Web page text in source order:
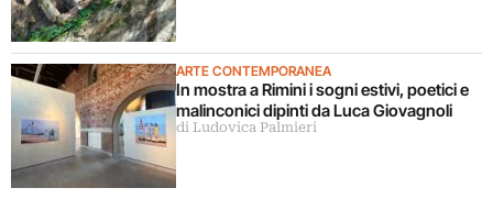
ARTE CONTEMPORANEA
In mostra a Rimini i sogni estivi, poetici e
malinconici dipinti da Luca Giovagnoli
di Ludovica Palmieri